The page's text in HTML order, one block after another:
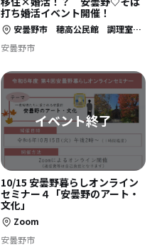
打ち婚活イベント開催！
安曇野市 穂高公民館 調理室ほか
安曇野市
10/15 安曇野暮らしオンライン
セミナー４「安曇野のアート・
文化」
Zoom
安曇野市